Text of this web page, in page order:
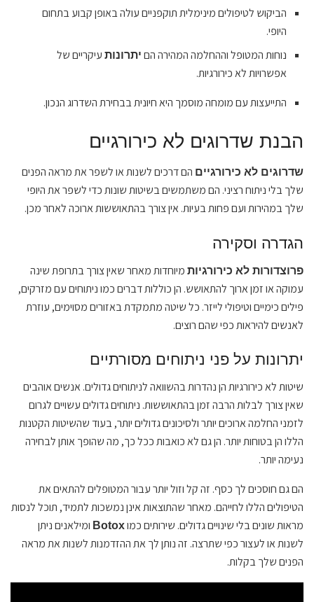
הביקוש לטיפולים מינימלית תוקפניים עולה באופן קבוע בתחום
היופי.
נוחות המטופל וההחלמה המהירה הם יתרונות עיקריים של
אפשרויות לא כירורגיות.
התייעצות עם מומחה מוסמך היא חיונית בבחירת השדרוג הנכון.
הבנת שדרוגים לא כירורגיים
שדרוגים לא כירורגיים הם דרכים לשנות או לשפר את מראה הפנים
שלך בלי ניתוח רציני. הם משתמשים בשיטות שונות כדי לשפר את היופי
שלך במהירות ועם פחות בעיות. אין צורך בהתאוששות ארוכה לאחר מכן.
הגדרה וסקירה
פרוצדורות לא כירורגיות מיוחדות מאחר שאין צורך בתרופת שינה
עמוקה או זמן ארוך להתאושש. הן כוללות דברים כמו ניתוחים עם מזרקים,
פילים כימיים וטיפולי לייזר. כל שיטה מתמקדת באזורים מסוימים, עוזרת
לאנשים להיראות כפי שהם רוצים.
יתרונות על פני ניתוחים מסורתיים
שיטות לא כירורגיות הן נהדרות בהשוואה לניתוחים גדולים. אנשים אוהבים
שאין צורך לבלות הרבה זמן בהתאוששות. ניתוחים גדולים עשויים לגרום
לזמני החלמה ארוכים יותר ולסיכונים גדולים יותר, בעוד שהשיטות הקטנות
הללו הן בטוחות יותר. הן גם לא כואבות ככל כך, מה שהופך אותן לבחירה
נעימה יותר.
הם גם חוסכים לך כסף. זה קל וזול יותר עבור המטופלים להתאים את
הטיפולים הללו לחייהם. מאחר שהתוצאות אינן נמשכות לתמיד, תוכל לנסות
מראות שונים בלי שינויים גדולים. שירותים כמוBotox ומילאנים ניתן
לשנות או לעצור כפי שתרצה. זה נותן לך את ההזדמנות לשנות את מראה
הפנים שלך בקלות.